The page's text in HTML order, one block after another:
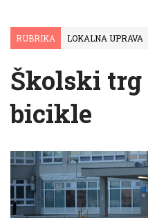
RUBRIKA LOKALNA UPRAVA
Školski trg
bicikle